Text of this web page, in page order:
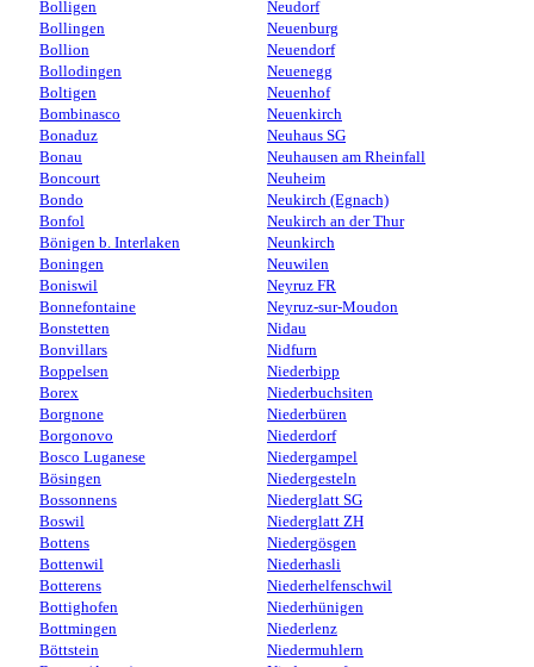
Bolligen
Bollingen
Bollion
Bollodingen
Boltigen
Bombinasco
Bonaduz
Bonau
Boncourt
Bondo
Bonfol
Bönigen b. Interlaken
Boningen
Boniswil
Bonnefontaine
Bonstetten
Bonvillars
Boppelsen
Borex
Borgnone
Borgonovo
Bosco Luganese
Bösingen
Bossonnens
Boswil
Bottens
Bottenwil
Botterens
Bottighofen
Bottmingen
Böttstein
Neudorf
Neuenburg
Neuendorf
Neuenegg
Neuenhof
Neuenkirch
Neuhaus SG
Neuhausen am Rheinfall
Neuheim
Neukirch (Egnach)
Neukirch an der Thur
Neunkirch
Neuwilen
Neyruz FR
Neyruz-sur-Moudon
Nidau
Nidfurn
Niederbipp
Niederbuchsiten
Niederbüren
Niederdorf
Niedergampel
Niedergesteln
Niederglatt SG
Niederglatt ZH
Niedergösgen
Niederhasli
Niederhelfenschwil
Niederhünigen
Niederlenz
Niedermuhlern